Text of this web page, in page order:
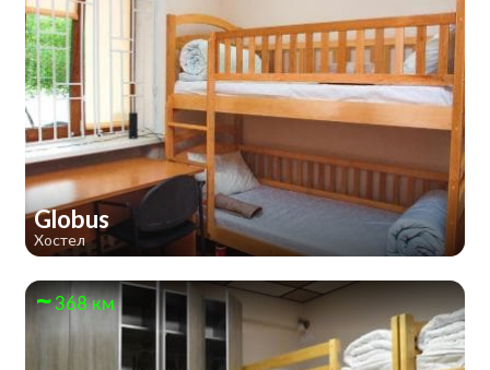
Globus
Хостел
368 км